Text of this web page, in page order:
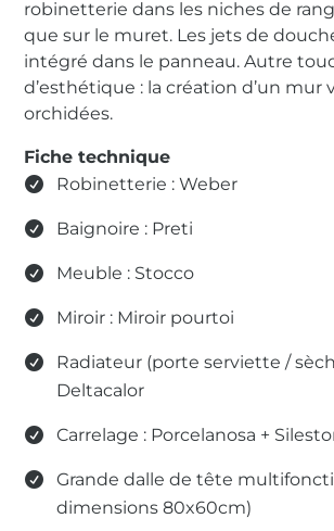
robinetterie dans les niches de
que sur le muret. Les jets de
intégré dans le panneau. Autre
d’esthétique : la création d’un mur
orchidées.
Fiche technique
Robinetterie :Weber
Baignoire : Preti
Meuble : Stocco
Miroir : Miroir pourtoi
Radiateur (porte serviette /
Deltacalor
Carrelage : Porcelanosa +
Grande dalle de tête
dimensions 80x60cm)